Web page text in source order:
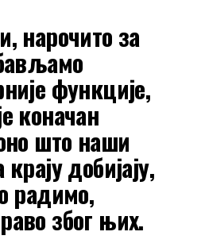
нарочито за
функције,
коначан
што наши
добијају,
радимо,
због њих.